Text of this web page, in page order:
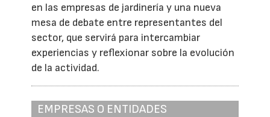
en las empresas de jardinería y una nueva
mesa de debate entre representantes del
sector, que servirá para intercambiar
experiencias y reflexionar sobre la evolución
de la actividad.
EMPRESAS O ENTIDADES